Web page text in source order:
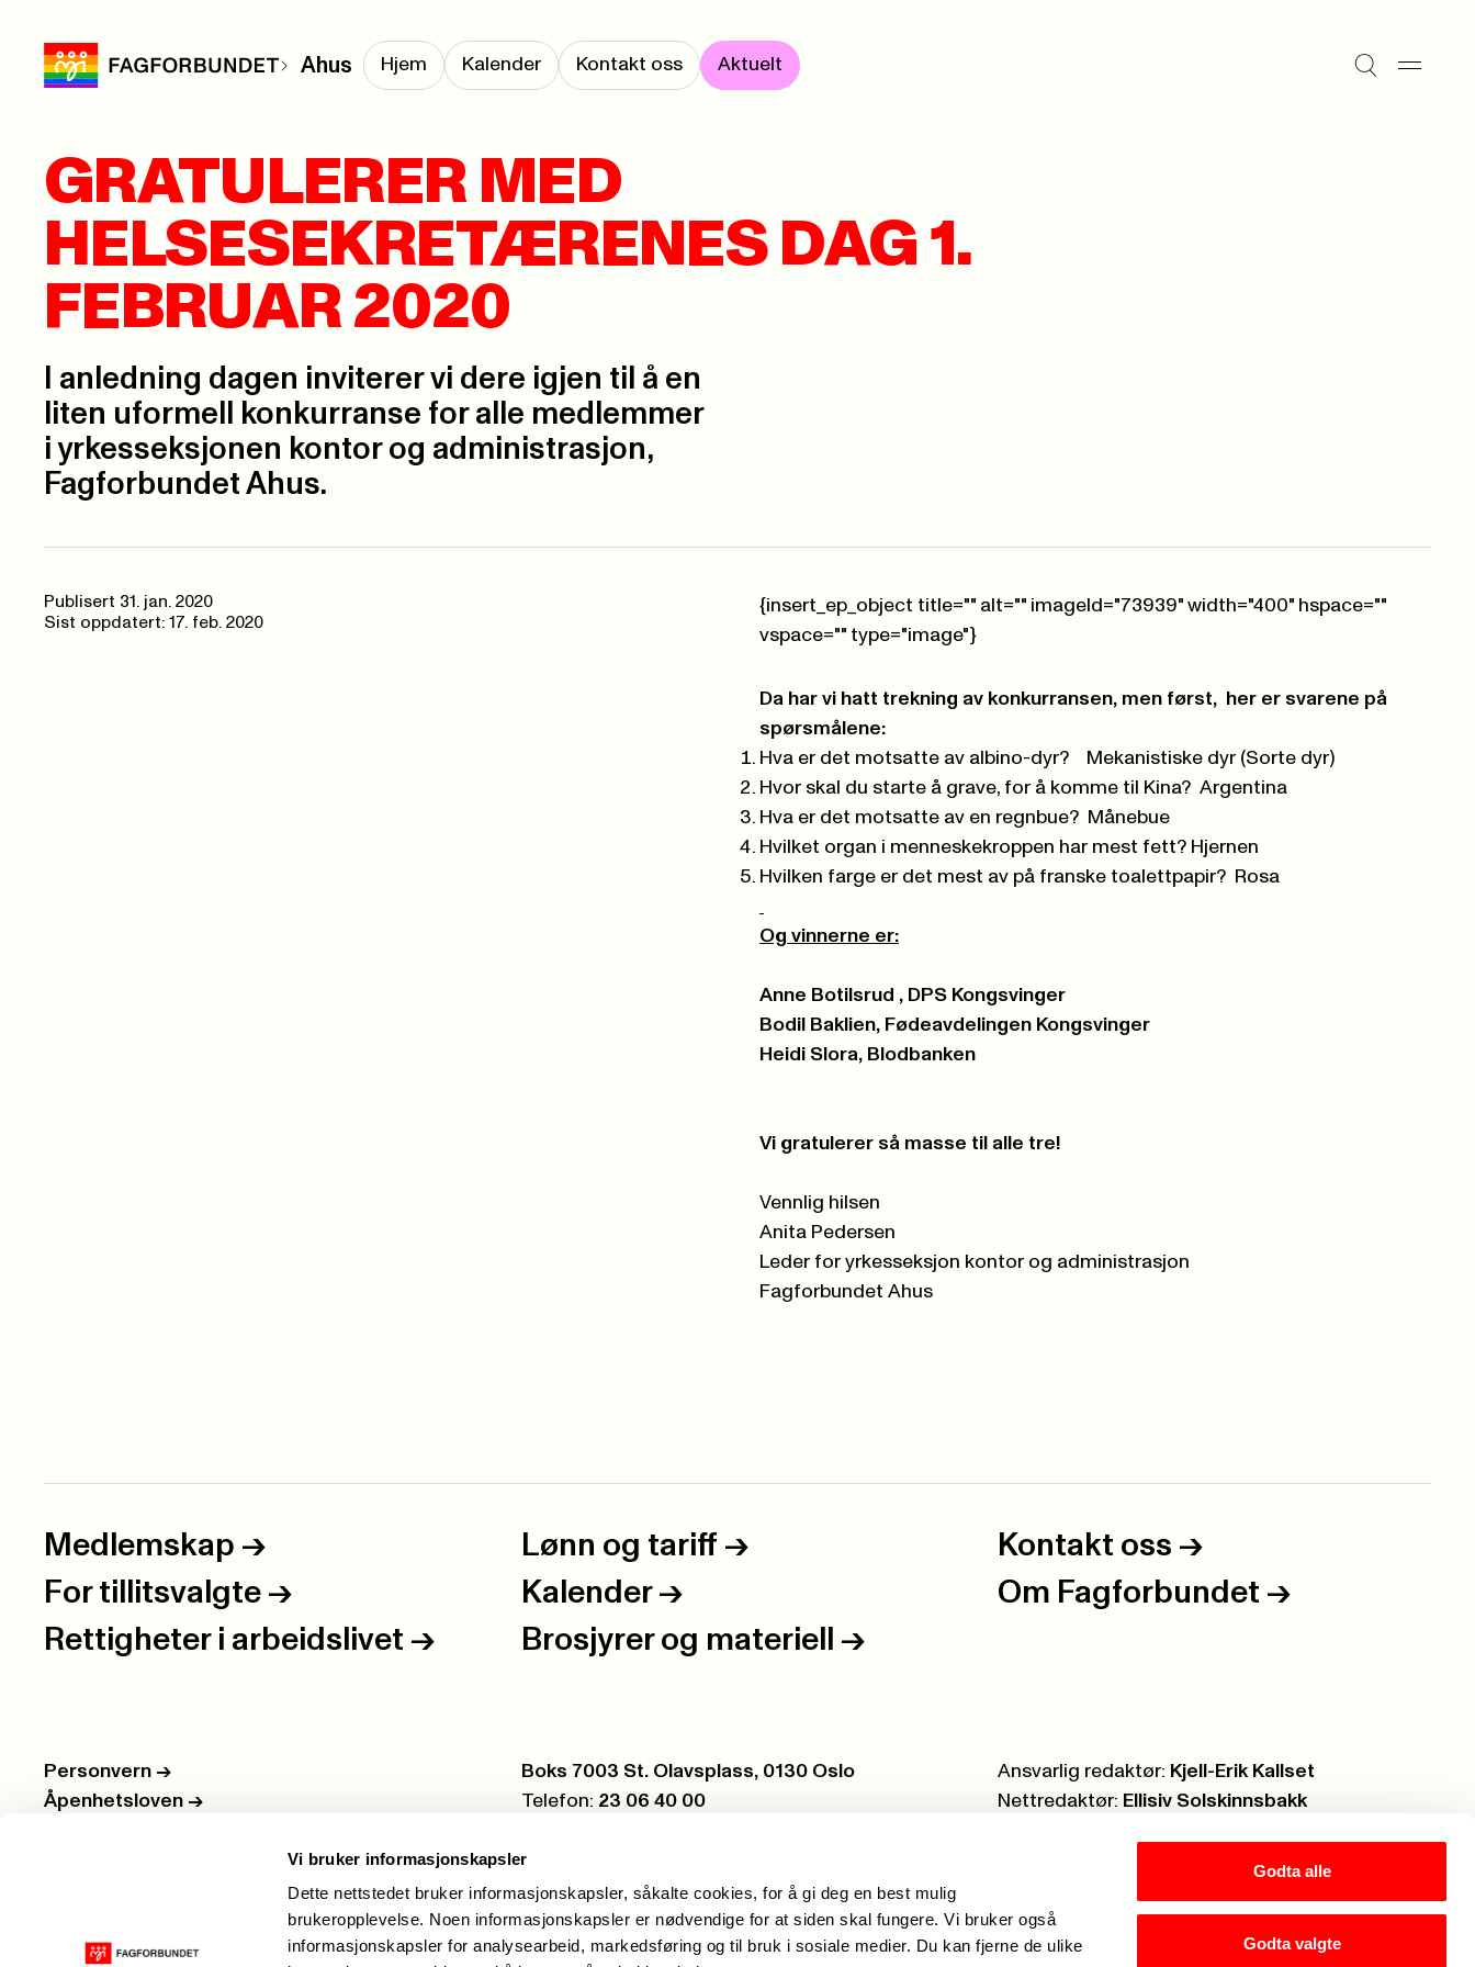
Vi bruker informasjonskapsler
Dette nettstedet bruker informasjonskapsler, såkalte cookies, for å gi deg en best mulig
brukeropplevelse. Noen informasjonskapsler er nødvendige for at siden skal fungere. Vi bruker også
informasjonskapsler for analysearbeid, markedsføring og til bruk i sosiale medier. Du kan fjerne de ulike
Godta alle
Godta valgte
Ahus Hjem Kalender Kontakt oss Aktuelt
GRATULERER MED
HELSESEKRETÆRENES DAG 1.
FEBRUAR 2020
I anledning dagen inviterer vi dere igjen til å en
liten uformell konkurranse for alle medlemmer
i yrkesseksjonen kontor og administrasjon,
Fagforbundet Ahus.
Publisert 31. jan. 2020
Sist oppdatert: 17. feb. 2020
{insert_ep_object title="" alt="" imageId="73939" width="400" hspace=""
vspace="" type="image"}
Da har vi hatt trekning av konkurransen, men først, her er svarene på
spørsmålene:
Hva er det motsatte av albino-dyr? Mekanistiske dyr (Sorte dyr)
Hvor skal du starte å grave, for å komme til Kina? Argentina
Hva er det motsatte av en regnbue? Månebue
Hvilket organ i menneskekroppen har mest fett? Hjernen
Hvilken farge er det mest av på franske toalettpapir? Rosa
Og vinnerne er:
Anne Botilsrud , DPS Kongsvinger
Bodil Baklien, Fødeavdelingen Kongsvinger
Heidi Slora, Blodbanken
Vi gratulerer så masse til alle tre!
Vennlig hilsen
Anita Pedersen
Leder for yrkesseksjon kontor og administrasjon
Fagforbundet Ahus
Medlemskap -> Lønn og tariff -> Kontakt oss ->
For tillitsvalgte -> Kalender -> Om Fagforbundet ->
Rettigheter i arbeidslivet -> Brosjyrer og materiell ->
Personvern ->
Åpenhetsloven ->
Postboks:
Boks 7003 St. Olavsplass, 0130 Oslo
Telefon: 23 06 40 00
Ansvarlig redaktør: Kjell-Erik Kallset
Nettredaktør: Ellisiv Solskinnsbakk